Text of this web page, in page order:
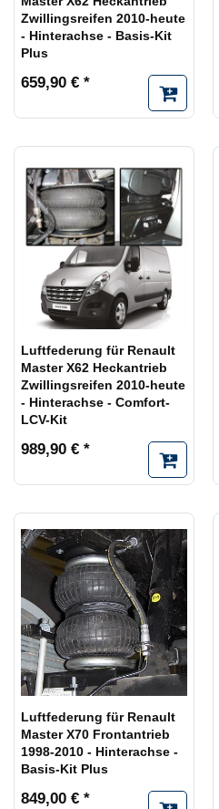
Zwillingsreifen 2010-heute
- Hinterachse - Basis-Kit
Plus
659,90 € *
Luftfederung für Renault
Master X62 Heckantrieb
Zwillingsreifen 2010-heute
- Hinterachse - Comfort-
LCV-Kit
989,90 € *
Luftfederung für Renault
Master X70 Frontantrieb
1998-2010 - Hinterachse -
Basis-Kit Plus
849,00 € *